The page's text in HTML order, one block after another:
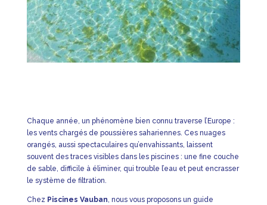
Chaque année, un phénomène bien connu traverse l’Europe :
les vents chargés de poussières sahariennes. Ces nuages
orangés, aussi spectaculaires qu’envahissants, laissent
souvent des traces visibles dans les piscines : une fine couche
de sable, difficile à éliminer, qui trouble l’eau et peut encrasser
le système de filtration.
Chez Piscines Vauban, nous vous proposons un guide